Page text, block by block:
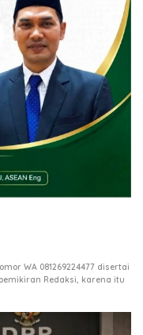
WA 081269224477 disertai
Redaksi, karena itu